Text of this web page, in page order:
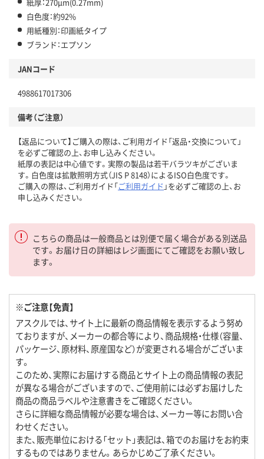
白色度：約92%
用紙種別：印画紙タイプ
ブランド：エプソン
JANコード
4988617017306
備考（ご注意）
【返品について】ご購入の際は、ご利用ガイド「返品・交換について」
を必ずご確認の上、お申し込みください。
紙厚の表記は中心値です。実際の製品は若干バラツキがございま
す。白色度は拡散照明方式（JIS P 8148）によるISO白色度です。
ご購入の際は、ご利用ガイド「ご利用ガイド 」を必ずご確認の上、お
申し込みください。
こちらの商品は一般商品とは別便で届く場合がある別送品
です。お届け日の詳細はレジ画面にてご確認をお願い致し
ます。
※ご注意【免責】
アスクルでは、サイト上に最新の商品情報を表示するよう努め
ておりますが、メーカーの都合等により、商品規格・仕様（容量、
パッケージ、原材料、原産国など）が変更される場合がございま
す。
このため、実際にお届けする商品とサイト上の商品情報の表記
が異なる場合がございますので、ご使用前には必ずお届けした
商品の商品ラベルや注意書きをご確認ください。
さらに詳細な商品情報が必要な場合は、メーカー等にお問い合
わせください。
また、販売単位における「セット」表記は、箱でのお届けをお約束
するものではありません。あらかじめご了承ください。